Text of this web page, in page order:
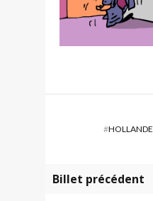
#HOLLANDE
Billet précédent